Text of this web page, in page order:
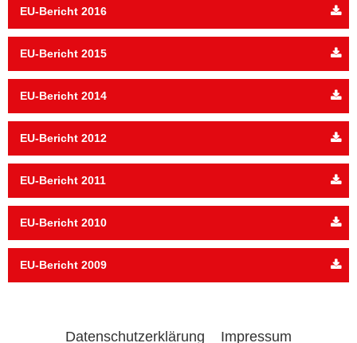
EU-Bericht 2016
EU-Bericht 2015
EU-Bericht 2014
EU-Bericht 2012
EU-Bericht 2011
EU-Bericht 2010
EU-Bericht 2009
Datenschutzerklärung Impressum